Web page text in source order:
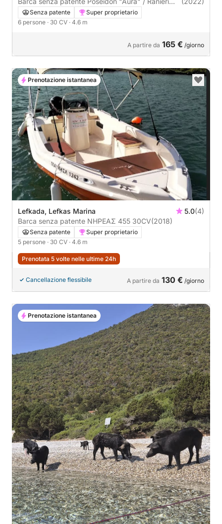
455 30CV
Senza patente
Super proprietario
6 persone · 30 CV · 4.6 m
A partire da 165 € /giorno
Lefkada, Lefkas Marina 5.0(4)
Barca senza patente ΝΗΡΕΑΣ 455 30CV(2018)
Senza patente
Super proprietario
5 persone · 30 CV · 4.6 m
Prenotata 5 volte nelle ultime 24h
Cancellazione flessibile A partire da 130 € /giorno
Prenotazione istantanea
Prenotazione istantanea